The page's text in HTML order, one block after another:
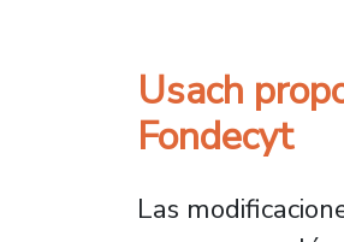
Usach
Fondecyt
Las